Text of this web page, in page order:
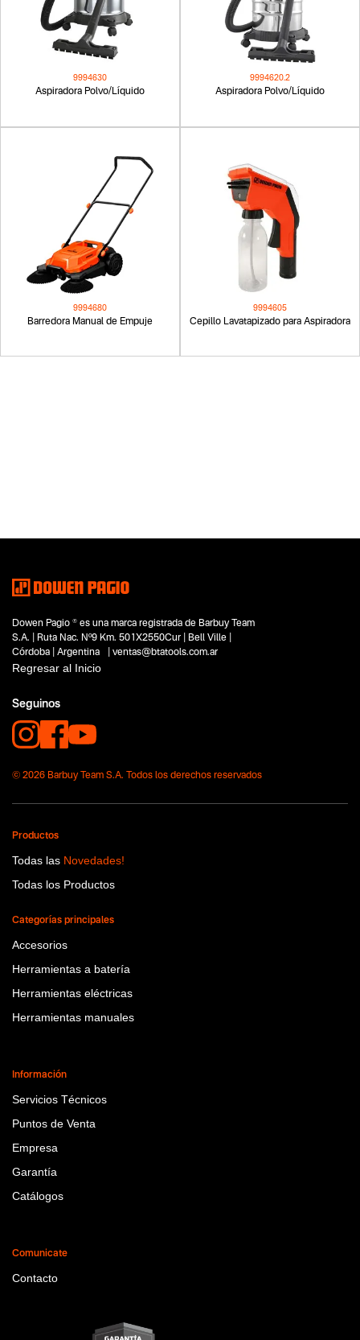
9994630
Aspiradora Polvo/Líquido
9994620.2
Aspiradora Polvo/Líquido
9994680
Barredora Manual de Empuje
9994605
Cepillo Lavatapizado para Aspiradora
Dowen Pagio ® es una marca registrada de Barbuy Team
S.A. | Ruta Nac. Nº9 Km. 501X2550Cur | Bell Ville |
Córdoba | Argentina | ventas@btatools.com.ar
Regresar al Inicio
Seguinos
© 2026 Barbuy Team S.A. Todos los derechos reservados
Productos
Todas las Novedades!
Todas los Productos
Categorías principales
Accesorios
Herramientas a batería
Herramientas eléctricas
Herramientas manuales
Información
Servicios Técnicos
Puntos de Venta
Empresa
Garantía
Catálogos
Comunicate
Contacto